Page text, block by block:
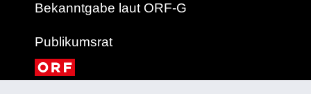
Bekanntgabe laut ORF-G
Publikumsrat